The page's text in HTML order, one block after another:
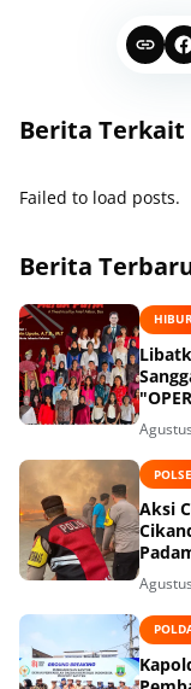
Berita Terkait
Failed to load posts.
Berita
Aksi